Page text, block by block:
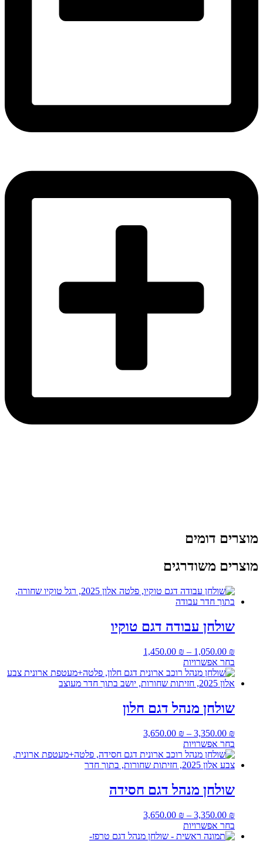
מוצרים דומים
מוצרים משודרגים
שולחן עבודה דגם טוקיו
1,050.00 ₪
–
1,450.00 ₪
בחר אפשרויות
למוצר
זה
מספר
סוגים.
לבחור
את
האפשרויות
בעמוד
שולחן מנהל דגם חלון
3,350.00 ₪
–
3,650.00 ₪
בחר אפשרויות
למוצר
זה
מספר
סוגים.
לבחור
את
האפשרויות
שולחן מנהל דגם חסידה
3,350.00 ₪
–
3,650.00 ₪
בחר אפשרויות
למוצר